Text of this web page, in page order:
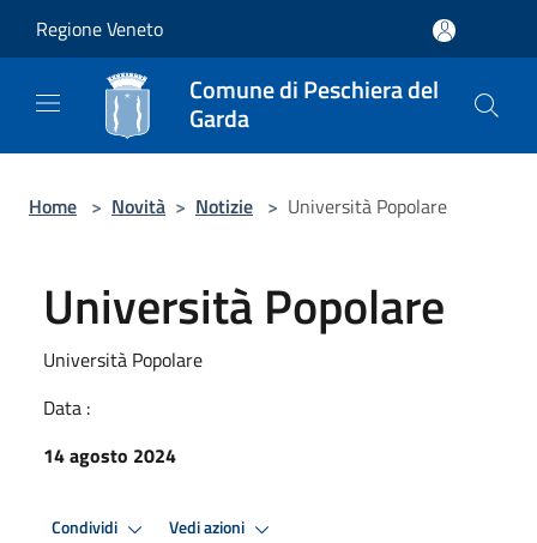
Regione Veneto
Comune di Peschiera del
Garda
Home > Novità > Notizie > Università Popolare
Università Popolare
Università Popolare
Data :
14 agosto 2024
Condividi Vedi azioni